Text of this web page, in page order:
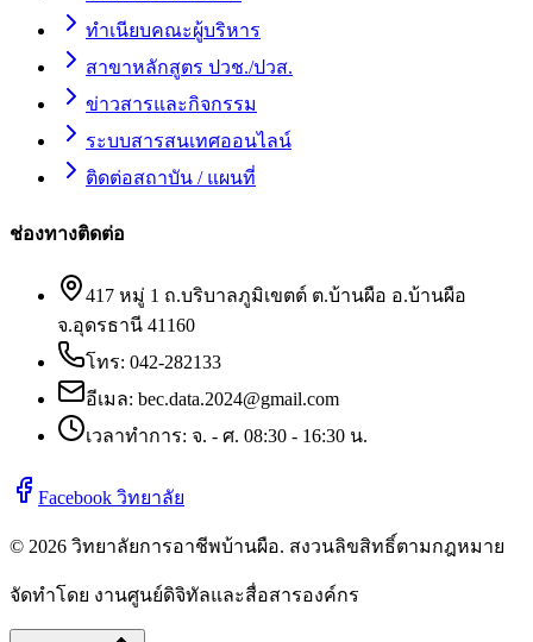
ทำเนียบคณะผู้บริหาร
สาขาหลักสูตร ปวช./ปวส.
ข่าวสารและกิจกรรม
ระบบสารสนเทศออนไลน์
ติดต่อสถาบัน / แผนที่
ช่องทางติดต่อ
417 หมู่ 1 ถ.บริบาลภูมิเขตต์ ต.บ้านผือ อ.บ้านผือ
จ.อุดรธานี 41160
โทร: 042-282133
อีเมล: bec.data.2024@gmail.com
เวลาทำการ: จ. - ศ. 08:30 - 16:30 น.
Facebook วิทยาลัย
© 2026 วิทยาลัยการอาชีพบ้านผือ. สงวนลิขสิทธิ์ตามกฎหมาย
จัดทำโดย งานศูนย์ดิจิทัลและสื่อสารองค์กร